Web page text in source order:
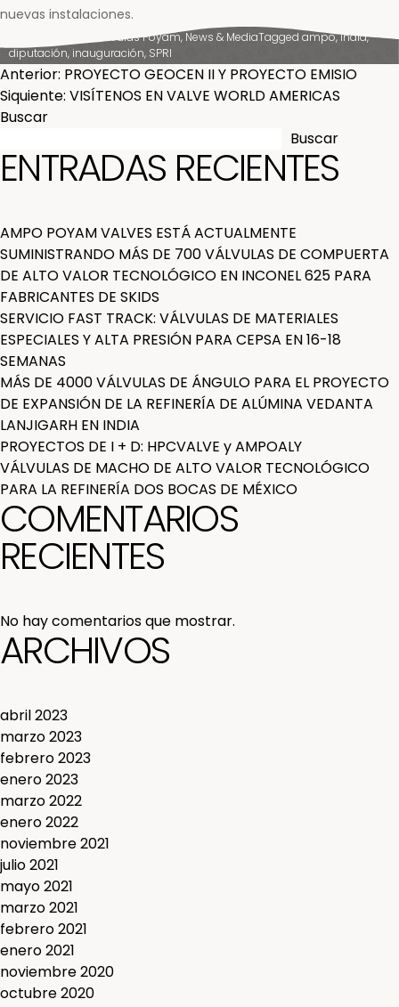
nuevas instalaciones.
AMPO Válvulas Poyam,News & MediaTagged ampo,india,
diputación, inauguración, SPRI
NAVEGACIÓN
DE
ENTRADAS
Anterior: PROYECTO GEOCEN II Y PROYECTO EMISIO
Siquiente: VISÍTENOS EN VALVE WORLD AMERICAS
Buscar
Buscar
ENTRADAS RECIENTES
AMPO POYAM VALVES ESTÁ ACTUALMENTE
SUMINISTRANDO MÁS DE 700 VÁLVULAS DE COMPUERTA
DE ALTO VALOR TECNOLÓGICO EN INCONEL 625 PARA
FABRICANTES DE SKIDS
SERVICIO FAST TRACK: VÁLVULAS DE MATERIALES
ESPECIALES Y ALTA PRESIÓN PARA CEPSA EN 16-18
SEMANAS
MÁS DE 4000 VÁLVULAS DE ÁNGULO PARA EL PROYECTO
DE EXPANSIÓN DE LA REFINERÍA DE ALÚMINA VEDANTA
LANJIGARH EN INDIA
PROYECTOS DE I + D: HPCVALVE y AMPOALY
VÁLVULAS DE MACHO DE ALTO VALOR TECNOLÓGICO
PARA LA REFINERÍA DOS BOCAS DE MÉXICO
COMENTARIOS
RECIENTES
No hay comentarios que mostrar.
ARCHIVOS
abril 2023
marzo 2023
febrero 2023
enero 2023
marzo 2022
enero 2022
noviembre 2021
julio 2021
mayo 2021
marzo 2021
febrero 2021
enero 2021
noviembre 2020
octubre 2020